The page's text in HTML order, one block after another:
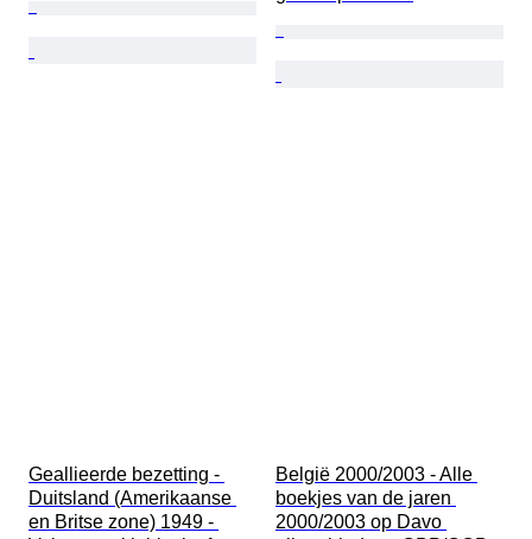
Geallieerde bezetting -
Duitsland (Amerikaanse
en Britse zone) 1949 -
België 2000/2003 - Alle
boekjes van de jaren
2000/2003 op Davo